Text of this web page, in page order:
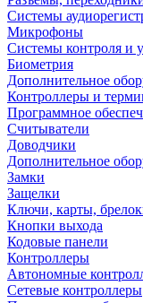
Системы
Микрофоны
Системы контроля и
Биометрия
Дополнительное
Контроллеры и
Программное
Считыватели
Доводчики
Дополнительное
Замки
Защелки
Ключи, карты,
Кнопки выхода
Кодовые панели
Контроллеры
Автономные
Сетевые контроллеры